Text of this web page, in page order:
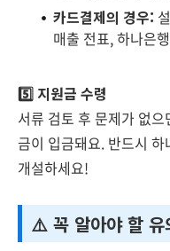
카드결제의 경우:
매출 전표, 하나은
5️⃣ 지원금 수령
서류 검토 후 문제가 없
금이 입금돼요. 반드시
개설하세요!
⚠️ 꼭 알아야 할 유